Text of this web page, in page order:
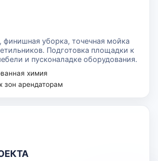
финишная уборка, точечная мойка
Подготовка площадки к
и пусконаладке оборудования.
химия
зон арендаторам